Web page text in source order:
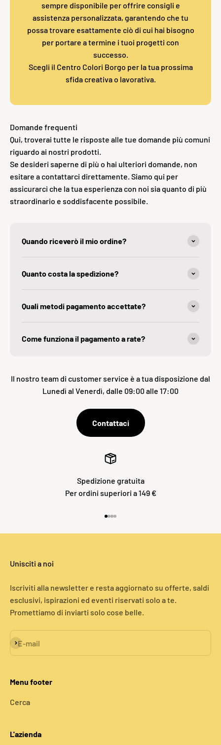
sempre disponibile per offrire consigli e
assistenza personalizzata, garantendo che tu
possa trovare esattamente ciò di cui hai bisogno
per portare a termine i tuoi progetti con
successo.
Scegli il Centro Colori Borgo per la tua prossima
sfida creativa o lavorativa.
Domande frequenti
Qui, troverai tutte le risposte alle tue domande più comuni
riguardo ai nostri prodotti.
Se desideri saperne di più o hai ulteriori domande, non
esitare a contattarci direttamente. Siamo qui per
assicurarci che la tua esperienza con noi sia quanto di più
straordinario e soddisfacente possibile.
Quando riceverò il mio ordine?
Quanto costa la spedìzione?
Quali metodi pagamento accettate?
Come funziona il pagamento a rate?
Il nostro team di customer service è a tua disposizione dal
Lunedì al Venerdì, dalle 09:00 alle 17:00
Contattaci
Spedizione gratuita
Per ordini superiori a 149 €
Unisciti a noi
Iscriviti alla newsletter e resta aggiornato su offerte, saldi
esclusivi, ispirazioni ed eventi riservati solo a te.
Promettiamo di inviarti solo cose belle.
E-mail
Iscriviti alla newsletter
Menu footer
Cerca
L'azienda